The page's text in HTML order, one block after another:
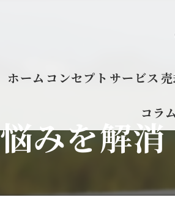
ホーム コンセプト サービス
コラム
みを解